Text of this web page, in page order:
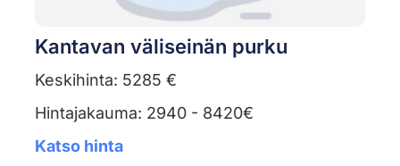
Kantavan väliseinän purku
Keskihinta: 5285 €
Hintajakauma: 2940 - 8420€
Katso hinta